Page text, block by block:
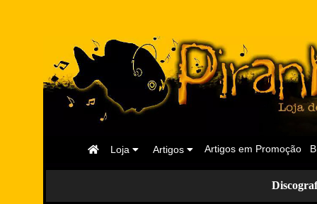
Artigos em Promoção
Artigos
Loja
Página